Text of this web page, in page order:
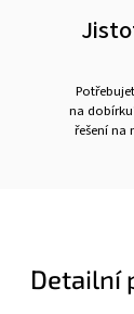
na
řešení na
Detailní